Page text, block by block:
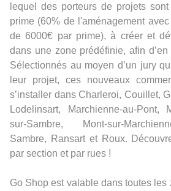
lequel des porteurs de projets
prime (60% de l'aménagement
de 6000€ par prime), à créer et
dans une zone prédéfinie, afin
Sélectionnés au moyen d’un jury
leur projet, ces nouveaux
s’installer dans Charleroi, Couillet,
Lodelinsart, Marchienne-au-Pont,
sur-Sambre, Mont-sur-
Sambre, Ransart et Roux.
par section et par rues !
Go Shop est valable dans toutes les